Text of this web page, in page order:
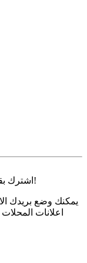
اشترك بقسم اعلانات المحلات والمكاتب التجارية مجاناً!
يمكنك وضع بريدك
اعلانات